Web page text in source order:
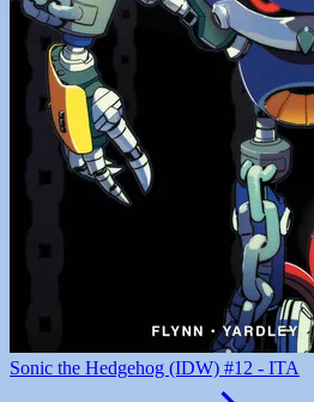
Sonic the Hedgehog (IDW) #12 - ITA